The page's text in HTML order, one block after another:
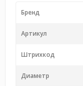
Бренд
Артикул
Штрихкод
Диаметр